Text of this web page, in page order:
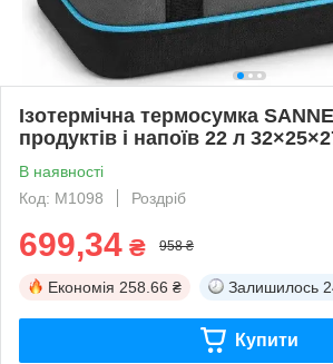
Ізотермічна термосумка
продуктів і напоїв 22 л
В наявності
Код: M1098
Роздріб
699,34 ₴ 958 ₴
Економія 258.66 ₴ Залишилось
Купити